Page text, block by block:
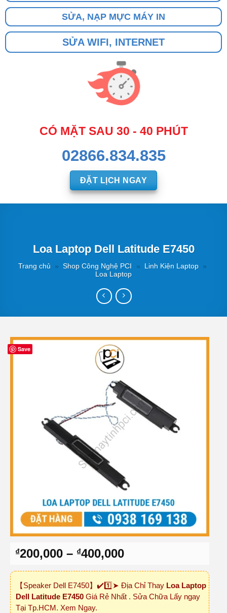
SỬA, NẠP MỰC MÁY IN
SỬA WIFI, INTERNET
CÓ MẶT SAU 30 - 40 PHÚT
02866.834.835
ĐẶT LỊCH NGAY
Loa Laptop Dell Latitude E7450
Trang chủ » Shop Công Nghệ PCI » Linh Kiện Laptop »
Loa Laptop
Save
₫200,000 – ₫400,000Khoảng
₫200,000
đến
【Speaker Dell E7450】✔️1️⃣➤ Địa Chỉ Thay Loa Laptop
Dell Latitude E7450 Giá Rẻ Nhất . Sửa Chữa Lấy ngay
Tại Tp.HCM. Xem Ngay.